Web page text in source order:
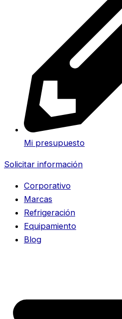
Mi presupuesto
Solicitar información
Corporativo
Marcas
Refrigeración
Equipamiento
Blog